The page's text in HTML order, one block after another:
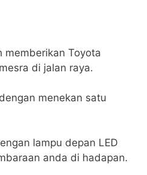
memberikan Toyota
di jalan raya.
menekan satu
lampu depan LED
anda di hadapan.